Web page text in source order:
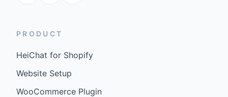
PRODUCT
HeiChat for Shopify
Website Setup
WooCommerce Plugin